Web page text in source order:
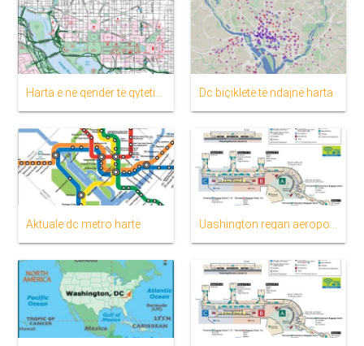
Dc biçikletë të ndajnë harta
Aktuale dc metro hartë Uashington regan aeroporti hartë